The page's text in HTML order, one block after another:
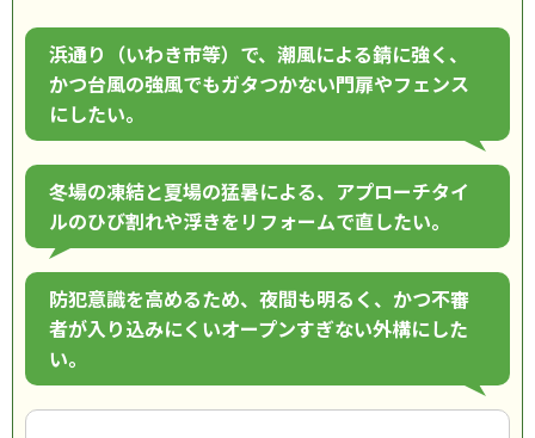
浜通り（いわき市等）で、潮風による錆に強く、
かつ台風の強風でもガタつかない門扉やフェンス
にしたい。
冬場の凍結と夏場の猛暑による、アプローチタイ
ルのひび割れや浮きをリフォームで直したい。
防犯意識を高めるため、夜間も明るく、かつ不審
者が入り込みにくいオープンすぎない外構にした
い。